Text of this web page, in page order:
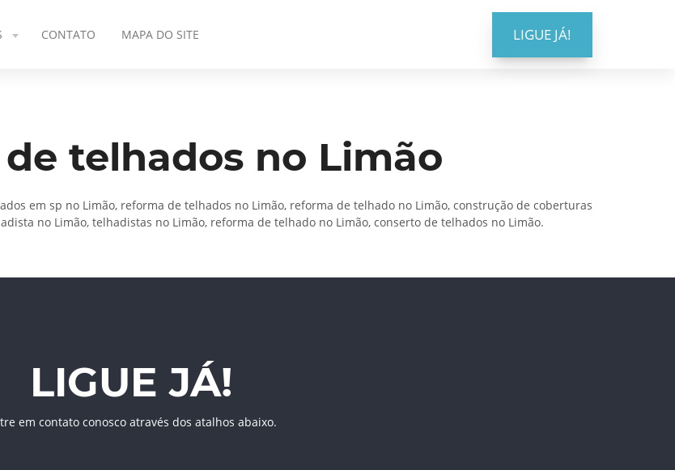
CONTATO MAPA DO SITE LIGUE JÁ!
telhados no Limão
em sp no Limão, reforma de telhados no Limão, reforma de telhado no Limão, construção de coberturas
no Limão, telhadistas no Limão, reforma de telhado no Limão, conserto de telhados no Limão.
LIGUE JÁ!
em contato conosco através dos atalhos abaixo.